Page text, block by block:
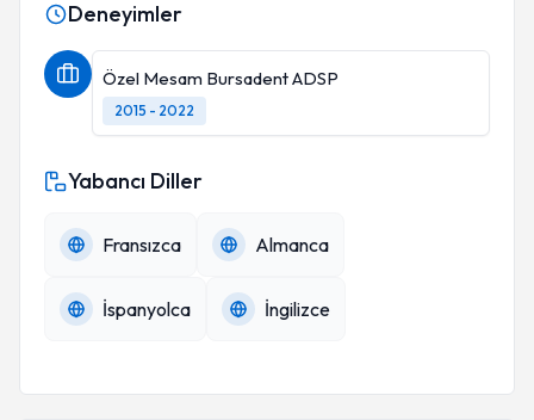
Deneyimler
Özel Mesam Bursadent ADSP
2015 - 2022
Yabancı Diller
Fransızca Almanca
İspanyolca İngilizce